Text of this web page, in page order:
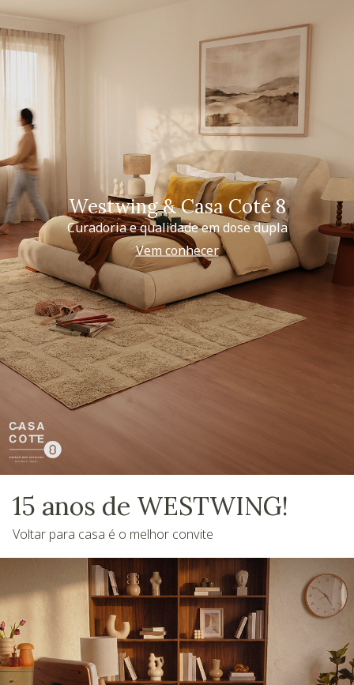
Westwing & Casa Coté 8
Curadoria e qualidade em dose dupla
Vem conhecer
15 anos de WESTWING!
Voltar para casa é o melhor convite